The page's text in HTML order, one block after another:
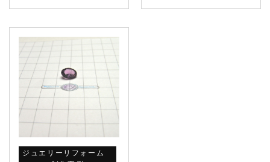
ジュエリーリフォーム